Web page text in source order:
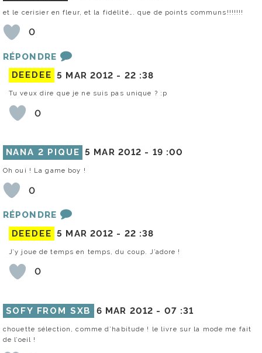
et le cerisier en fleur, et la fidélité…. que de points communs!!!!!!!
0
RÉPONDRE
DEEDEE 5 MAR 2012 - 22 :38
Tu veux dire que je ne suis pas unique ? :p
0
NANA 2 PIQUE 5 MAR 2012 - 19 :00
Oh oui ! La game boy !
0
RÉPONDRE
DEEDEE 5 MAR 2012 - 22 :38
J’y joue de temps en temps, du coup. J’adore !
0
SOFY FROM SXB 6 MAR 2012 - 07 :31
chouette sélection, comme d’habitude ! le livre sur la mode me fait
de l’oeil !